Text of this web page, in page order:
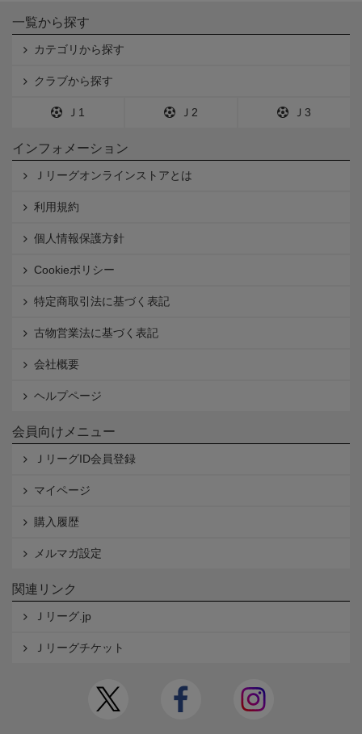
一覧から探す
カテゴリから探す
クラブから探す
Ｊ1 Ｊ2 Ｊ3
インフォメーション
Ｊリーグオンラインストアとは
利用規約
個人情報保護方針
Cookieポリシー
特定商取引法に基づく表記
古物営業法に基づく表記
会社概要
ヘルプページ
会員向けメニュー
ＪリーグID会員登録
マイページ
購入履歴
メルマガ設定
関連リンク
Ｊリーグ.jp
Ｊリーグチケット